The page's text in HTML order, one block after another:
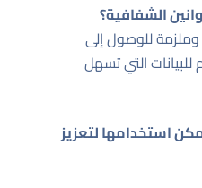
الشفافية؟
للوصول إلى
للبيانات التي تسهل
استخدامها لتعزيز